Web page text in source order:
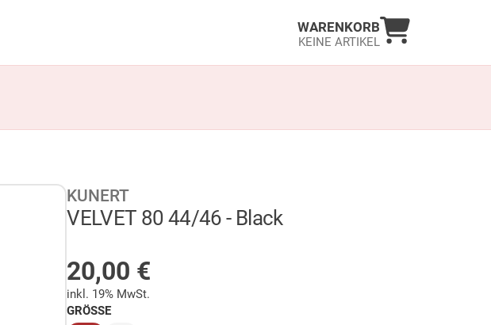
WARENKORB
KEINE ARTIKEL
Warenkorb
KUNERT
VELVET 80 44/46 - Black
20,00 €
inkl. 19% MwSt.
GRÖSSE